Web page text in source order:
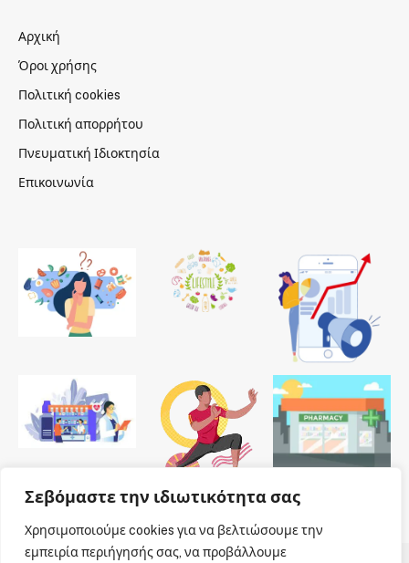
Σεβόμαστε την ιδιωτικότητα σας
Χρησιμοποιούμε cookies για να βελτιώσουμε την
εμπειρία περιήγησής σας, να προβάλλουμε
Αρχική
Όροι χρήσης
Πολιτική cookies
Πολιτική απορρήτου
Πνευματική Ιδιοκτησία
Επικοινωνία